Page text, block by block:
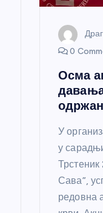
0
Осма
У
у
Сава”,
редовна